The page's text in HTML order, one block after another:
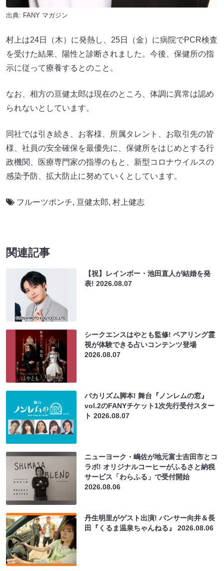
出典: FANY マガジン
村上は24日（木）に発熱し、25日（金）に病院でPCR検査
を受けた結果、陽性と診断されました。今後、保健所の指
示に従って療養するとのこと。
なお、相方の亘健太郎は現在のところ、体調に異常は認め
られないとしています。
同社では引き続き、お客様、所属タレント、お取引先の皆
様、社員の安全確保を最優先に、保健所をはじめとする行
政機関、医療専門家の指導のもと、新型コロナウイルスの
感染予防、拡大防止に努めていくとしています。
フルーツポンチ, 亘健太郎, 村上健志
関連記事
【祝】レインボー・池田直人が結婚を発
表!2026.08.07
シークエンスはやとも監修! ペアリング霊
視が体験できる占いコンテンツ登場
2026.08.07
バカリズム脚本! 舞台『ノンレムの窓』
vol.2のFANYチケット1次先行受付スター
ト2026.08.07
ニューヨーク・嶋佐が地元富士吉田市とコ
ラボ! オリジナルコーヒーがふるさと納税
サービス「わらふる」で受付開始
2026.08.06
丹生明里がゲスト出演! パンサー向井＆長
田『くるま温泉ちゃんねる』2026.08.06